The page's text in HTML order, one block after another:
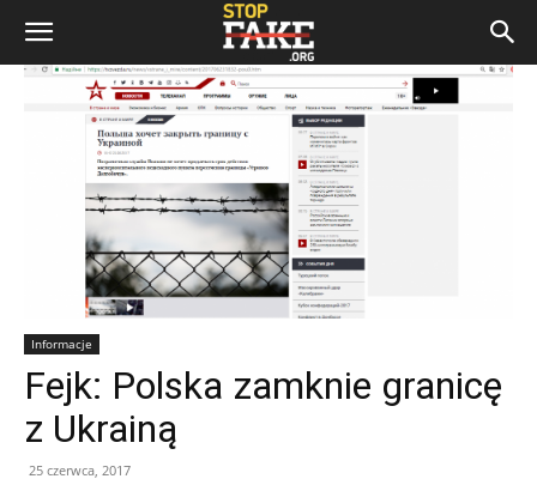
Informacje
Fejk: Polska zamknie granicę
z Ukrainą
25 czerwca, 2017